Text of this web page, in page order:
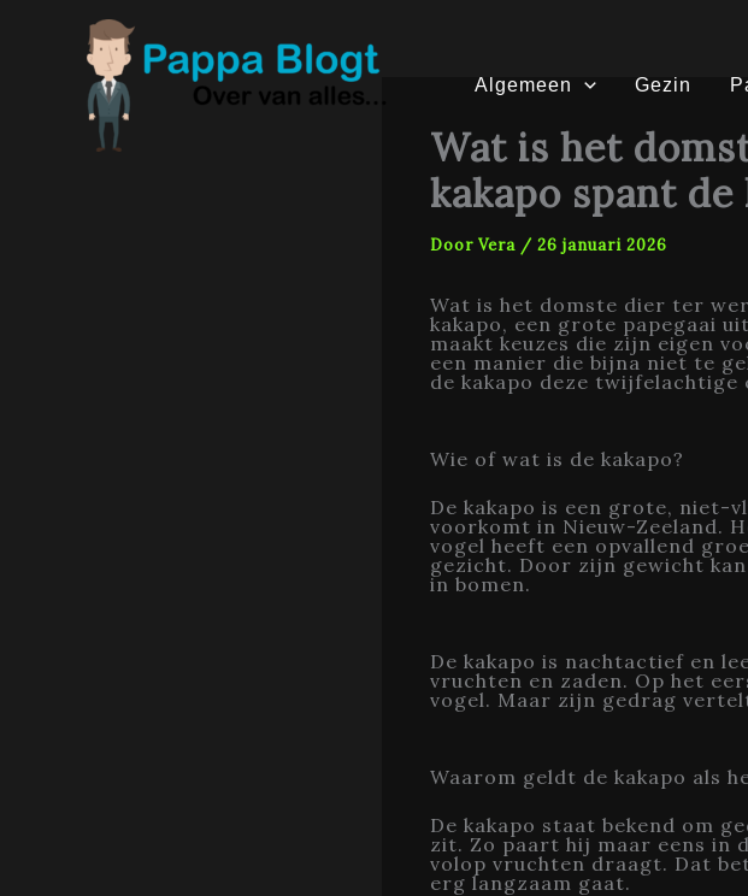
Algemeen Gezin
Wat is het
kakapo spant
Door Vera / 26 januari 2026
Wat is het domste dier ter
kakapo, een grote papegaai
maakt keuzes die zijn eigen
een manier die bijna niet te
de kakapo deze twijfelachtige
Wie of wat is de kakapo?
De kakapo is een grote, niet-
voorkomt in Nieuw-Zeeland.
vogel heeft een opvallend
gezicht. Door zijn gewicht
in bomen.
De kakapo is nachtactief en
vruchten en zaden. Op het
vogel. Maar zijn gedrag
Waarom geldt de kakapo als
De kakapo staat bekend om
zit. Zo paart hij maar eens in
volop vruchten draagt. Dat
erg langzaam gaat.